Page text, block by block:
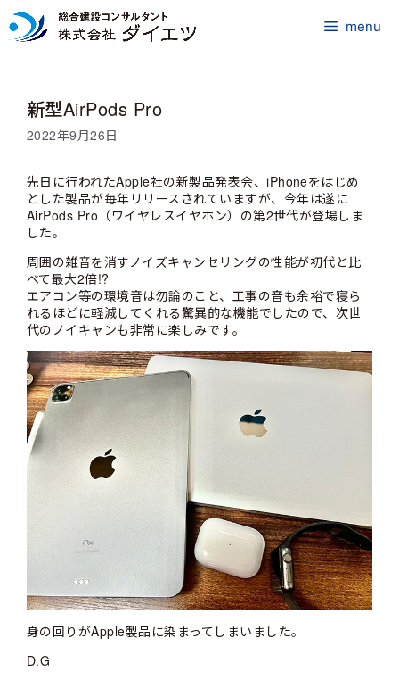
コ
ン
menu
新型AirPods Pro
2022年9月26日
先日に行われたApple社の新製品発表会、iPhoneをはじめ
とした製品が毎年リリースされていますが、今年は遂に
AirPods Pro（ワイヤレスイヤホン）の第2世代が登場しま
した。
周囲の雑音を消すノイズキャンセリングの性能が初代と比
べて最大2倍!?
エアコン等の環境音は勿論のこと、工事の音も余裕で寝ら
れるほどに軽減してくれる驚異的な機能でしたので、次世
代のノイキャンも非常に楽しみです。
身の回りがApple製品に染まってしまいました。
D.G